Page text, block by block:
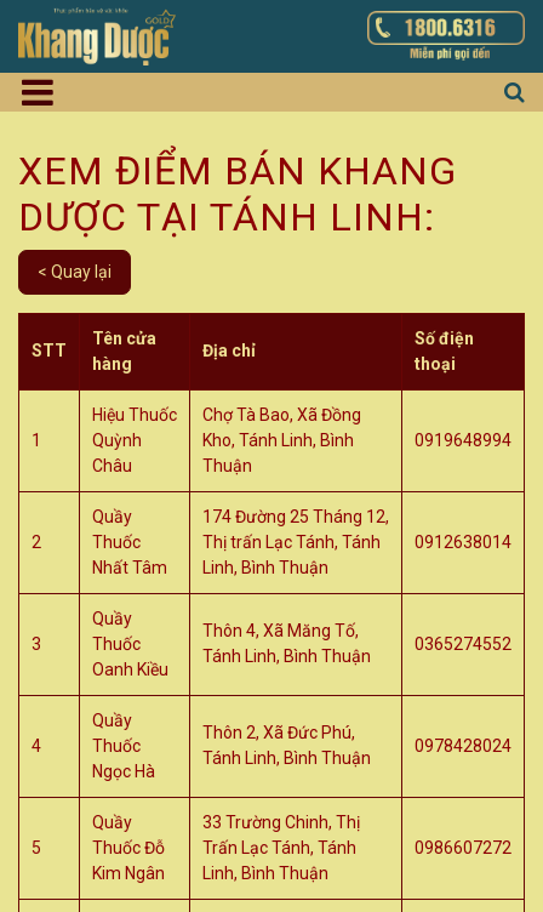
XEM ĐIỂM BÁN KHANG
DƯỢC TẠI TÁNH LINH:
< Quay lại
STT
Tên cửa
hàng
Địa chỉ
Số điện
thoại
1
Hiệu Thuốc
Quỳnh
Châu
Chợ Tà Bao, Xã Đồng
Kho, Tánh Linh, Bình
Thuận
0919648994
2
Quầy
Thuốc
Nhất Tâm
174 Đường 25 Tháng 12,
Thị trấn Lạc Tánh, Tánh
Linh, Bình Thuận
0912638014
3
Quầy
Thuốc
Oanh Kiều
Thôn 4, Xã Măng Tố,
Tánh Linh, Bình Thuận
0365274552
4
Quầy
Thuốc
Ngọc Hà
Thôn 2, Xã Đức Phú,
Tánh Linh, Bình Thuận
0978428024
5
Quầy
Thuốc Đỗ
Kim Ngân
33 Trường Chinh, Thị
Trấn Lạc Tánh, Tánh
Linh, Bình Thuận
0986607272